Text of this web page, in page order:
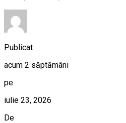
Publicat
acum 2 săptămâni
pe
iulie 23, 2026
De